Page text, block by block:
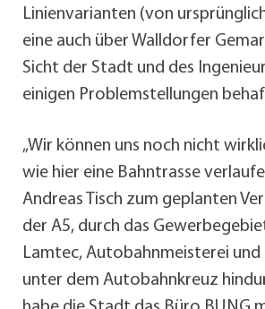
Linienvarianten (von
eine auch über Walldorfer
Sicht der Stadt und des
einigen Problemstellungen
„Wir können uns noch nicht
wie hier eine Bahntrasse
Andreas Tisch zum geplanten
der A5, durch das
Lamtec, Autobahnmeisterei
unter dem Autobahnkreuz